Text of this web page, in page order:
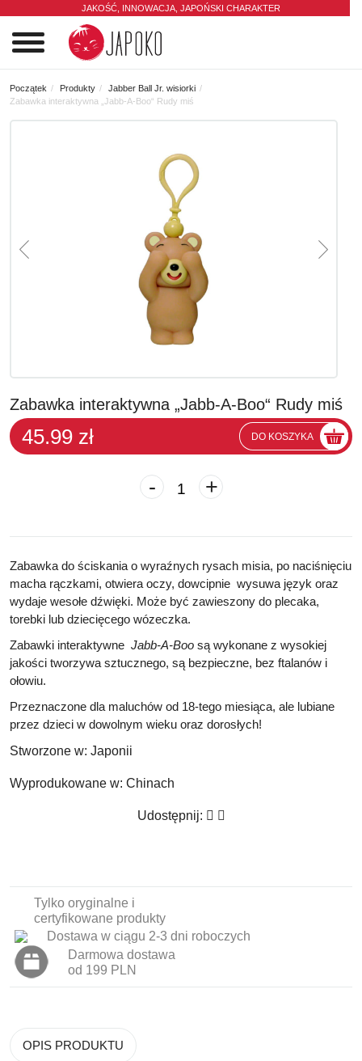
JAKOŚĆ, INNOWACJA, JAPOŃSKI CHARAKTER
Początek Produkty
Jabber Ball Jr. wisiorki
Zabawka interaktywna „Jabb-A-Boo“ Rudy miś
Zabawka interaktywna „Jabb-A-Boo“ Rudy miś
45.99 zł DO KOSZYKA
- +
Zabawka do ściskania o wyraźnych rysach misia, po naciśnięciu
macha rączkami, otwiera oczy, dowcipnie wysuwa język oraz
wydaje wesołe dźwięki. Może być zawieszony do plecaka,
torebki lub dziecięcego wózeczka.
Zabawki interaktywne Jabb-A-Boo są wykonane z wysokiej
jakości tworzywa sztucznego, są bezpieczne, bez ftalanów i
ołowiu.
Przeznaczone dla maluchów od 18-tego miesiąca, ale lubiane
przez dzieci w dowolnym wieku oraz dorosłych!
Stworzone w: Japonii
Wyprodukowane w: Chinach
Udostępnij:
Tylko oryginalne i
certyfikowane produkty
Dostawa w ciągu 2-3 dni roboczych
Darmowa dostawa
od 199 PLN
OPIS PRODUKTU